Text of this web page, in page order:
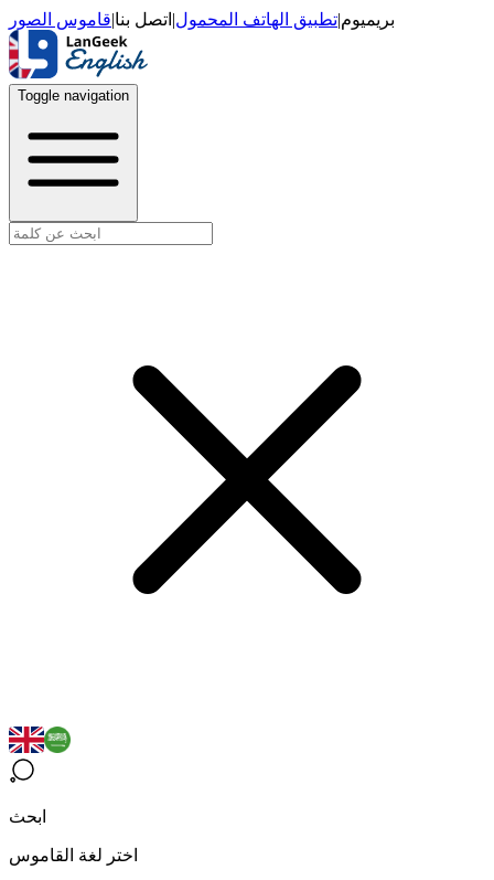
بريميوم|تطبيق الهاتف المحمول| اتصل بنا|قاموس الصور
Toggle navigation
ابحث
اختر لغة القاموس